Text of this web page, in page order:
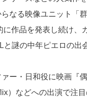
なる映像ユニット「群
に作品を発表し続け、
と謎の中年ピエロの出
ー・日和役に映画『
）などへの出演で注